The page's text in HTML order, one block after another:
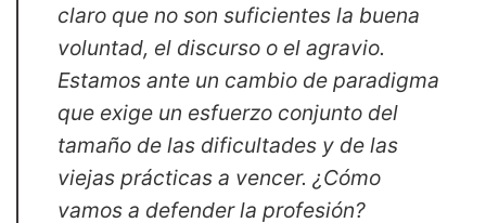
claro que no son suficientes la buena
voluntad, el discurso o el agravio.
Estamos ante un cambio de paradigma
que exige un esfuerzo conjunto del
tamaño de las dificultades y de las
viejas prácticas a vencer. ¿Cómo
vamos a defender la profesión?